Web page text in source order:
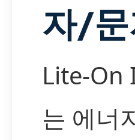
자/문
Lite-On
는 에너